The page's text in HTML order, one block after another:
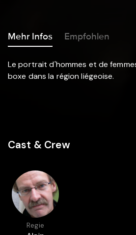
Mehr Infos Empfohlen
Le portrait d'hommes et de
boxe dans la région liégeoise.
Cast & Crew
Regie